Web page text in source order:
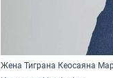
Жена Тиграна Кеосаяна